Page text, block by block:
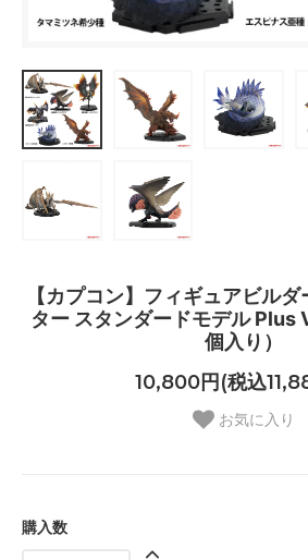
【カプコン】フィギュアビル
ター スタンダードモデル Plus
個入り）
10,800円(税込
お気に入り
購入数